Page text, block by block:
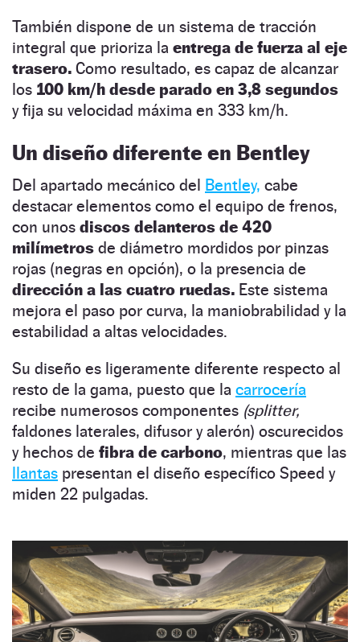
También dispone de un sistema de tracción
integral que prioriza la entrega de fuerza al eje
trasero. Como resultado, es capaz de alcanzar
los 100 km/h desde parado en 3,8 segundos
y fija su velocidad máxima en 333 km/h.
Un diseño diferente en Bentley
Del apartado mecánico del Bentley, cabe
destacar elementos como el equipo de frenos,
con unos discos delanteros de 420
milímetros de diámetro mordidos por pinzas
rojas (negras en opción), o la presencia de
dirección a las cuatro ruedas. Este sistema
mejora el paso por curva, la maniobrabilidad y la
estabilidad a altas velocidades.
Su diseño es ligeramente diferente respecto al
resto de la gama, puesto que la carrocería
recibe numerosos componentes (splitter,
faldones laterales, difusor y alerón) oscurecidos
y hechos de fibra de carbono, mientras que las
llantas presentan el diseño específico Speed y
miden 22 pulgadas.